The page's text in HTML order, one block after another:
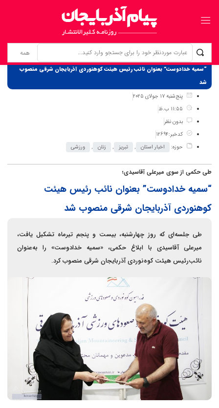
برگ نخست
نوشته‌ها
“سمیه خدادوست” بعنوان نائب رئیس هیئت کوهنوردی آذربایجان شرقی منصوب
شد
پنج‌شنبه 17 جولای 2025
11:55 ب.ظ
بدون نظر
کدخبر:12694
حوزه:
اخبار استان , تبریز , زنان , ورزشی
طی حکمی از سوی میرعلی آقاسیدی؛
“سمیه خدادوست” بعنوان نائب رئیس هیئت
کوهنوردی آذربایجان شرقی منصوب شد
طی جلسه‌ای که روز چهارشنبه، بیست و پنجم تیرماه تشکیل یافت،
میرعلی آقاسیدی با ابلاغ حکمی، «سمیه خدا‌دوست» را به‌عنوان
نائب‌رئیس هیئت کوه‌نوردی آذربایجان شرقی منصوب کرد.